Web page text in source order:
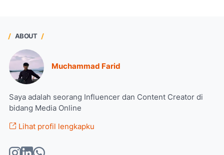
ABOUT
Muchammad Farid
Saya adalah seorang Influencer dan Content Creator di
bidang Media Online
Lihat profil lengkapku